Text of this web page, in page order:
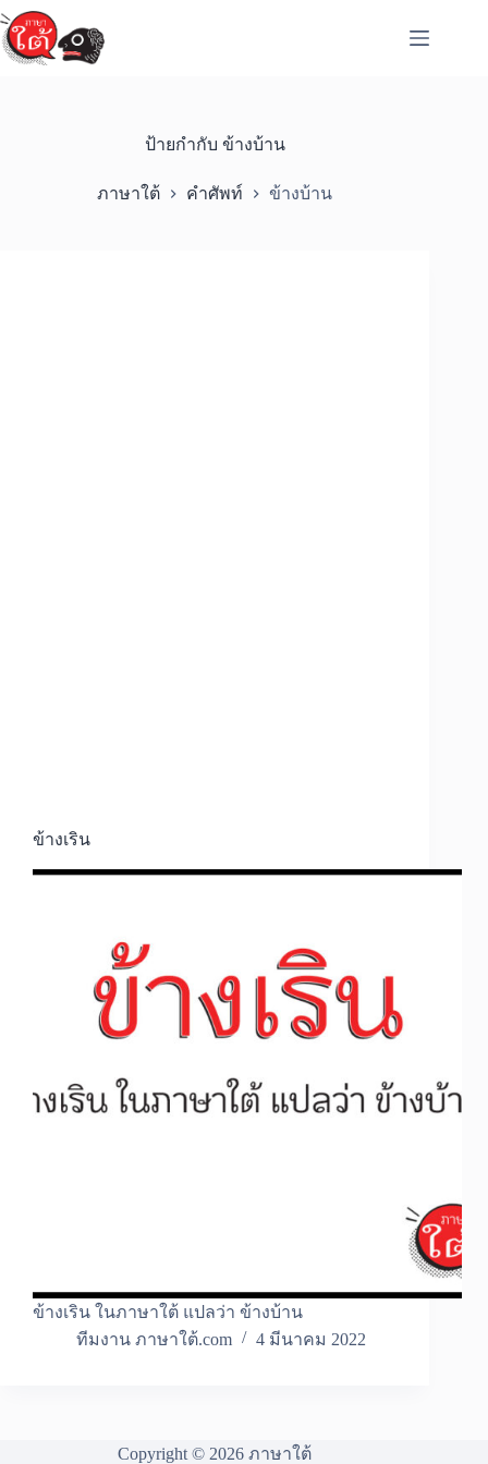
Skip
to
content
ป้ายกำกับ ข้างบ้าน
ภาษาใต้ คำศัพท์ ข้างบ้าน
ข้างเริน
ข้างเริน ในภาษาใต้ แปลว่า ข้างบ้าน
ทีมงาน ภาษาใต้.com
4 มีนาคม 2022
Copyright © 2026 ภาษาใต้